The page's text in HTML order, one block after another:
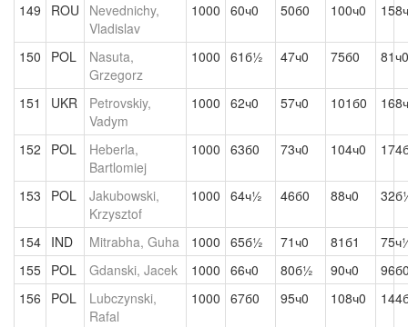
149
ROU
Nevednichy,
Vladislav
1000 60ч0 50б0 100ч0
150 POL
Nasuta,
Grzegorz
1000 61б½ 47ч0 75б0 81ч0
151 UKR
Petrovskiy,
Vadym
1000 62ч0 57ч0 101б0
152 POL
Heberla,
Bartlomiej
1000 63б0 73ч0 104ч0
153 POL
Jakubowski,
Krzysztof
1000 64ч½ 46б0 88ч0
154 IND Mitrabha, Guha 1000 65б½ 71ч0 81б1
155 POL Gdanski, Jacek 1000 66ч0 80б½ 90ч0
156
POL
Lubczynski,
Rafal
1000 67б0 95ч0 108ч0